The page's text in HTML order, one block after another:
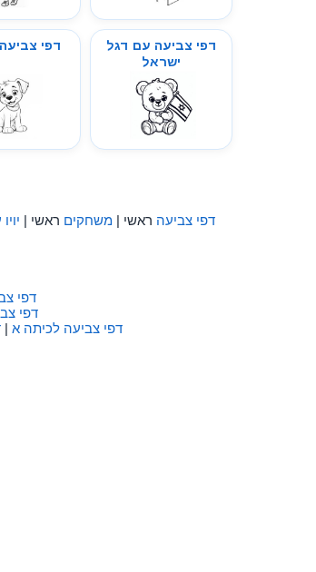
דפי צביעה עם דגל
ישראל
דפי
דפי צביעה ראשי | משחקים ראשי |
דפי
דפי
דפי צביעה לכיתה א |